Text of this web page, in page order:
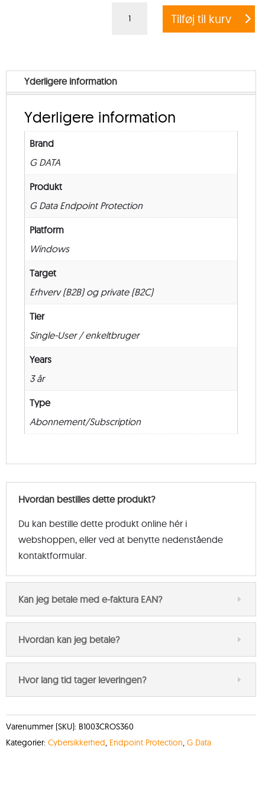
PROTECTION
BUSINESS
from
36
måneder
Tilføj til kurv
Yderligere information
Yderligere information
Brand
G DATA
Produkt
G Data Endpoint Protection
Platform
Windows
Target
Erhverv (B2B) og private (B2C)
Tier
Single-User / enkeltbruger
Years
3 år
Type
Abonnement/Subscription
Hvordan bestilles dette produkt?
Du kan bestille dette produkt online hér i
webshoppen, eller ved at benytte nedenstående
kontaktformular.
Kan jeg betale med e-faktura EAN?
Hvordan kan jeg betale?
Hvor lang tid tager leveringen?
Varenummer (SKU): B1003CROS360
Kategorier: Cybersikkerhed, Endpoint Protection, G Data